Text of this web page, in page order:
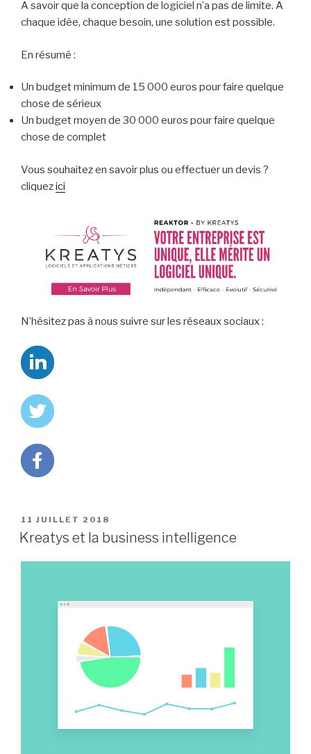
A savoir que la conception de logiciel n’a pas de limite. A
chaque idée, chaque besoin, une solution est possible.
En résumé :
Un budget minimum de 15 000 euros pour faire quelque
chose de sérieux
Un budget moyen de 30 000 euros pour faire quelque
chose de complet
Vous souhaitez en savoir plus ou effectuer un devis ?
cliquezici
N’hésitez pas à nous suivre sur les réseaux sociaux :
PUBLIÉ
LE
11 JUILLET 2018
Kreatys et la business intelligence